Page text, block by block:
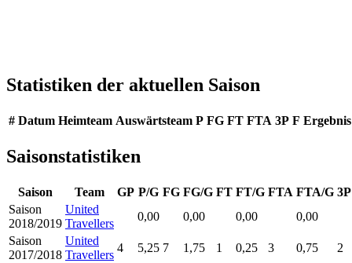
Statistiken der aktuellen Saison
# Datum Heimteam Auswärtsteam P FG FT FTA 3P F Ergebnis
Saisonstatistiken
Saison Team GP P/G FG FG/G FT FT/G FTA FTA/G 3P
Saison
2018/2019
United
Travellers
0,00 0,00 0,00
0,00
Saison
2017/2018
United
Travellers
4 5,25 7 1,75 1 0,25 3 0,75
2